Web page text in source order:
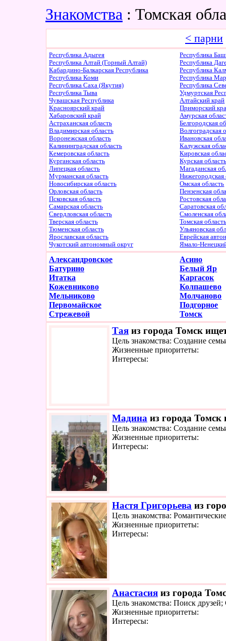
Знакомства : Томская
< парни
Республика Адыгея
Республика
Республика Алтай (Горный Алтай)
Республика
Кабардино-Балкарская Республика
Республика
Республика Коми
Республика
Республика Саха (Якутия)
Республика
Республика Тыва
Удмуртская
Чувашская Республика
Алтайский край
Красноярский край
Приморский
Хабаровский край
Амурская
Астраханская область
Белгородская
Владимирская область
Волгоградская
Воронежская область
Ивановская
Калининградская область
Калужская
Кемеровская область
Кировская
Курганская область
Курская
Липецкая область
Магаданская
Мурманская область
Нижегородская
Новосибирская область
Омская область
Орловская область
Пензенская
Псковская область
Ростовская
Самарская область
Саратовская
Свердловская область
Смоленская
Тверская область
Томская
Тюменская область
Ульяновская
Ярославская область
Еврейская
Чукотский автономный округ
Ямало-
Александровское
Асино
Батурино
Белый Яр
Итатка
Каргасок
Кожевниково
Колпашево
Мельниково
Молчаново
Первомайское
Подгорное
Стрежевой
Томск
Тая из города Томск
Цель знакомства: Создание
Жизненные приоритеты:
Интересы:
Мадина из города Томск
Цель знакомства: Создание
Жизненные приоритеты:
Интересы:
Настя Григорьева из
Цель знакомства:
Жизненные приоритеты:
Интересы:
Анастасия из города
Цель знакомства: Поиск друзей;
Жизненные приоритеты:
Интересы: